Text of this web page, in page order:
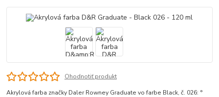
Ohodnotiť produkt
Akrylová farba značky Daler Rowney Graduate vo farbe Black, č. 026: °